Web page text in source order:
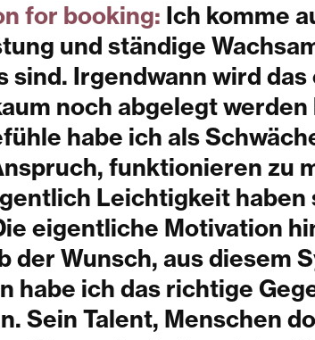
for booking: Ich komme
und ständige
Irgendwann wird das
noch abgelegt werden
habe ich als
funktionieren zu
Leichtigkeit haben
eigentliche Motivation
der Wunsch, aus diesem
habe ich das richtige
Sein Talent, Menschen